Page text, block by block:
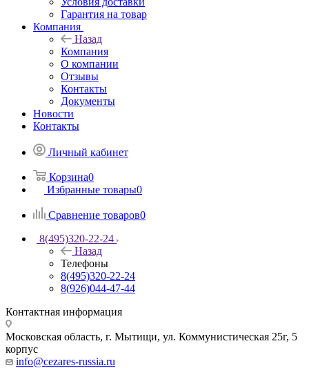
Гарантия на товар
Компания
Назад
Компания
О компании
Отзывы
Контакты
Документы
Новости
Контакты
Личный кабинет
Корзина0
Избранные товары0
Сравнение товаров0
8(495)320-22-24
Назад
Телефоны
8(495)320-22-24
8(926)044-47-44
Контактная информация
Московская область, г. Мытищи, ул. Коммунистическая 25г, 5
корпус
info@cezares-russia.ru